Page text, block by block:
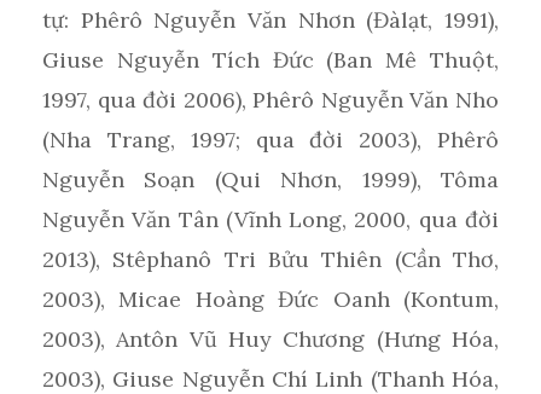
tự: Phêrô Nguyễn Văn Nhơn (Đàlạt, 1991),
Giuse Nguyễn Tích Đức (Ban Mê Thuột,
1997, qua đời 2006), Phêrô Nguyễn Văn Nho
(Nha Trang, 1997; qua đời 2003), Phêrô
Nguyễn Soạn (Qui Nhơn, 1999), Tôma
Nguyễn Văn Tân (Vĩnh Long, 2000, qua đời
2013), Stêphanô Tri Bửu Thiên (Cần Thơ,
2003), Micae Hoàng Đức Oanh (Kontum,
2003), Antôn Vũ Huy Chương (Hưng Hóa,
2003), Giuse Nguyễn Chí Linh (Thanh Hóa,